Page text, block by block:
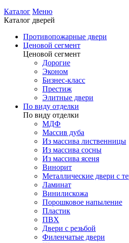
Каталог Меню
Каталог дверей
Противопожарные двери
Ценовой сегмент
Ценовой сегмент
Дорогие
Эконом
Бизнес-класс
Престиж
Элитные двери
По виду отделки
По виду отделки
МДФ
Массив дуба
Из массива лиственницы
Из массива сосны
Из массива ясеня
Винорит
Металлические двери с
Ламинат
Винилискожа
Порошковое напыление
Пластик
ПВХ
Двери с резьбой
Филенчатые двери